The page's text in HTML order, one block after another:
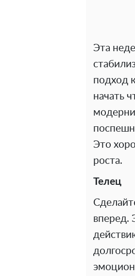
Эта
подход
начать
Это
роста.
Телец
вперед.